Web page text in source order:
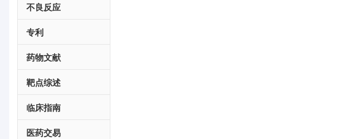
不良反应
专利
药物文献
靶点综述
临床指南
医药交易